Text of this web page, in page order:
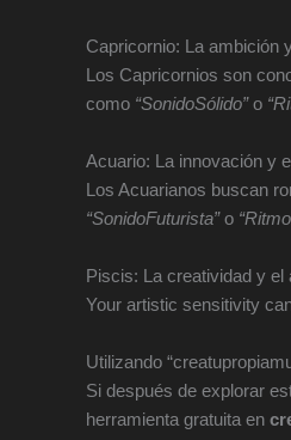
Capricornio: La ambición
Los Capricornios son
como “SonidoSólido”o
Acuario: La innovación y
Los Acuarianos buscan
“SonidoFuturista”o
Piscis: La creatividad y el
Your artistic sensitivity
Utilizando
Si después de explorar
herramienta gratuita en